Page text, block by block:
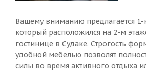
Вашему вниманию предлагается
который расположился на 2-м
гостинице в Судаке. Строгость
удобной мебелью позволят
силы во время активного отдыха